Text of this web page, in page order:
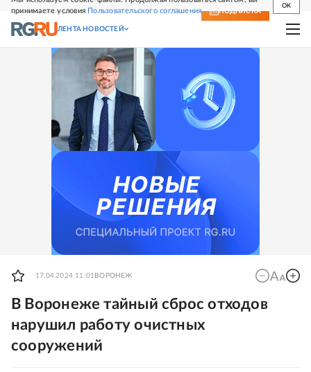
принимаете условия Пользовательского соглашения
OK
СВЕЖИЙ НОМЕР ПОДПИСКА
ЛЕНТА НОВОСТЕЙ
17.04.2024 11:01 ВОРОНЕЖ
В Воронеже тайный сброс отходов
нарушил работу очистных
сооружений